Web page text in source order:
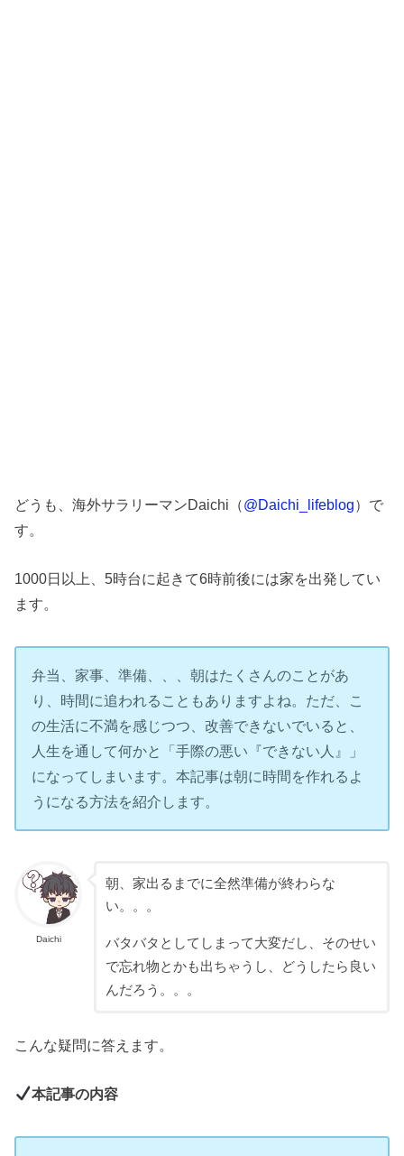
どうも、海外サラリーマンDaichi（@Daichi_lifeblog）で
す。
1000日以上、5時台に起きて6時前後には家を出発してい
ます。
弁当、家事、準備、、、朝はたくさんのことがあ
り、時間に追われることもありますよね。ただ、こ
の生活に不満を感じつつ、改善できないでいると、
人生を通して何かと「手際の悪い『できない人』」
になってしまいます。本記事は朝に時間を作れるよ
うになる方法を紹介します。
Daichi
朝、家出るまでに全然準備が終わらな
い。。。
バタバタとしてしまって大変だし、そのせい
で忘れ物とかも出ちゃうし、どうしたら良い
んだろう。。。
こんな疑問に答えます。
本記事の内容